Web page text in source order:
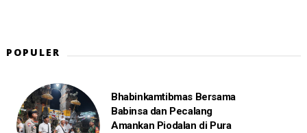
POPULER
Bhabinkamtibmas Bersama
Babinsa dan Pecalang
Amankan Piodalan di Pura